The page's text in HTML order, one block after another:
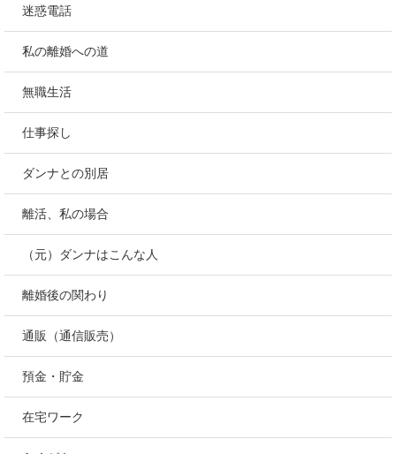
迷惑電話
私の離婚への道
無職生活
仕事探し
ダンナとの別居
離活、私の場合
（元）ダンナはこんな人
離婚後の関わり
通販（通信販売）
預金・貯金
在宅ワーク